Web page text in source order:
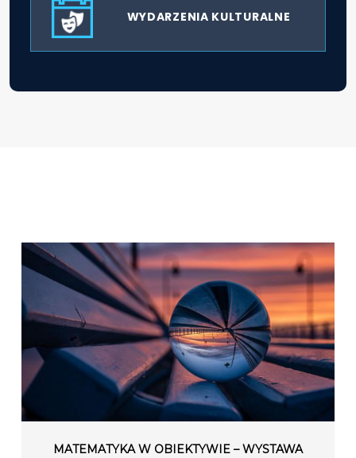
WYDARZENIA KULTURALNE
MATEMATYKA W OBIEKTYWIE – WYSTAWA